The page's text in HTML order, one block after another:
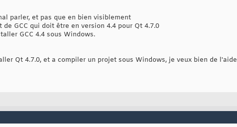
parler, et pas que en bien visiblement
GCC qui doit être en version 4.4 pour Qt 4.7.0
GCC 4.4 sous Windows.
Qt 4.7.0, et a compiler un projet sous Windows, je veux bien de l'aide